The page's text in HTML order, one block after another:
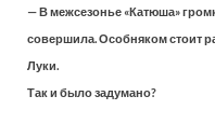
— В межсезонье «Катюша»
совершила. Особняком стоит
Луки.
Так и было задумано?